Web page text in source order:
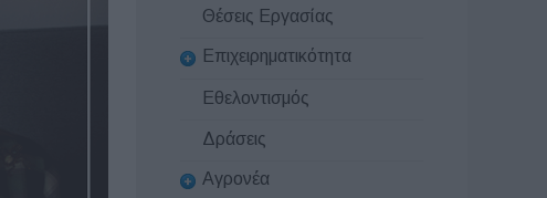
Θέσεις Εργασίας
Επιχειρηματικότητα
Εθελοντισμός
Δράσεις
Αγρονέα